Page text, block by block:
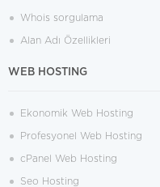
Whois sorgulama
Alan Adı Özellikleri
WEB HOSTING
Ekonomik Web Hosting
Profesyonel Web Hosting
cPanel Web Hosting
Seo Hosting